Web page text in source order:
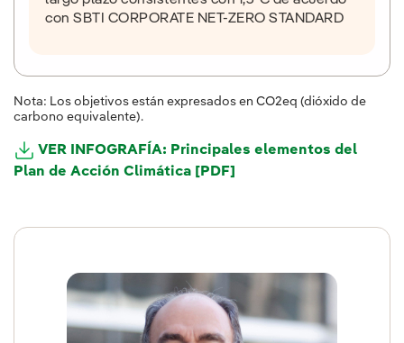
con SBTI CORPORATE NET-ZERO STANDARD
Nota: Los objetivos están expresados en CO2eq (dióxido de
carbono equivalente).
VER INFOGRAFÍA: Principales elementos del
Plan de Acción Climática [PDF]